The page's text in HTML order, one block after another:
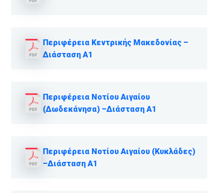
Περιφέρεια Κεντρικής Μακεδονίας –
Διάσταση Α1
Περιφέρεια Νοτίου Αιγαίου
(Δωδεκάνησα) –Διάσταση Α1
Περιφέρεια Νοτίου Αιγαίου (Κυκλάδες)
–Διάσταση Α1